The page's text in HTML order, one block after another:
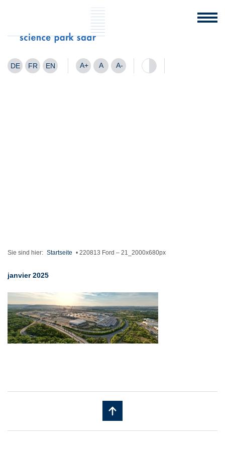
DE FR EN A+ A A-
Sie sind hier: Startseite • 220813 Ford – 21_2000x680px
janvier 2025